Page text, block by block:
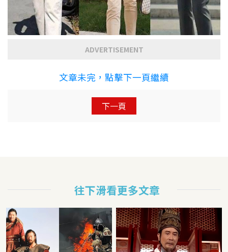
ADVERTISEMENT
文章未完，點擊下一頁繼續
下一頁
往下滑看更多文章